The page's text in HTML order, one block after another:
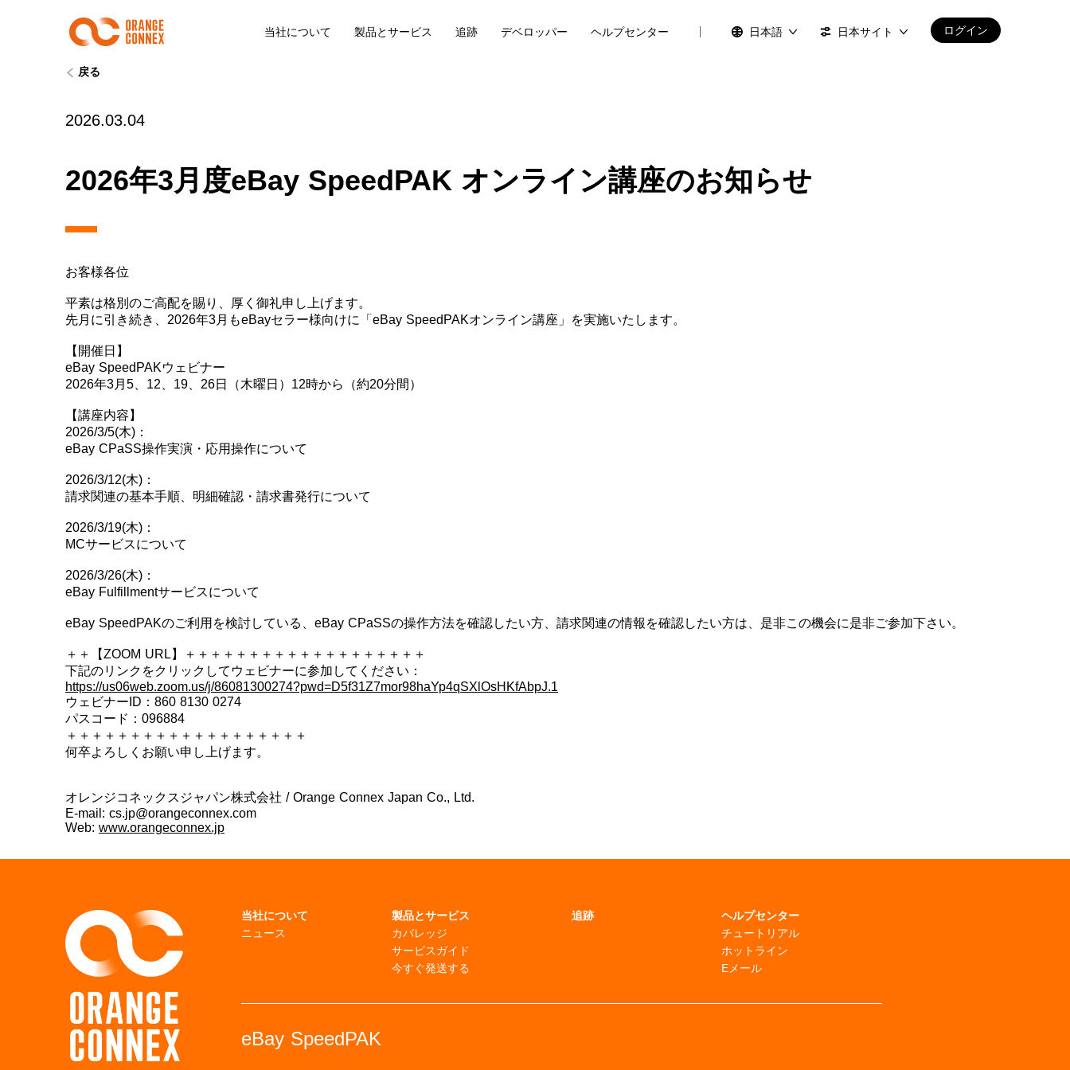
当社について 製品とサービス 追跡 デベロッパー ヘルプセンター 日本語 日本サイト ログイン
戻る
2026.03.04
2026年3月度eBay SpeedPAK オンライン講座のお知らせ
お客様各位
平素は格別のご高配を賜り、厚く御礼申し上げます。
先月に引き続き、2026年3月もeBayセラー様向けに「eBay SpeedPAKオンライン講座」を実施いたします。
【開催日】
eBay SpeedPAKウェビナー
2026年3月5、12、19、26日（木曜日）12時から（約20分間）
【講座内容】
2026/3/5(木)：
eBay CPaSS操作実演・応用操作について
2026/3/12(木)：
請求関連の基本手順、明細確認・請求書発行について
2026/3/19(木)：
MCサービスについて
2026/3/26(木)：
eBay Fulfillmentサービスについて
eBay SpeedPAKのご利用を検討している、eBay CPaSSの操作方法を確認したい方、請求関連の情報を確認したい方は、是非この機会に是非ご参加下さい。
＋＋【ZOOM URL】＋＋＋＋＋＋＋＋＋＋＋＋＋＋＋＋＋＋＋
下記のリンクをクリックしてウェビナーに参加してください：
https://us06web.zoom.us/j/86081300274?pwd=D5f31Z7mor98haYp4qSXlOsHKfAbpJ.1
ウェビナーID：860 8130 0274
パスコード：096884
＋＋＋＋＋＋＋＋＋＋＋＋＋＋＋＋＋＋＋
何卒よろしくお願い申し上げます。
オレンジコネックスジャパン株式会社 / Orange Connex Japan Co., Ltd.
E-mail: cs.jp@orangeconnex.com
Web: www.orangeconnex.jp
当社について
ニュース
製品とサービス
カバレッジ
サービスガイド
今すぐ発送する
追跡
ヘルプセンター
チュートリアル
ホットライン
Eメール
eBay SpeedPAK